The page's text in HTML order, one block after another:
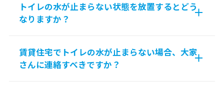
トイレの水が止まらない状態を放置するとどう
なりますか？
賃貸住宅でトイレの水が止まらない場合、大家
さんに連絡すべきですか？